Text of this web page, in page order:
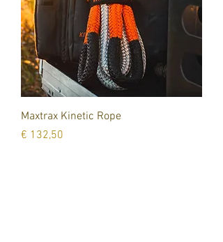
Maxtrax Kinetic Rope
Prijs
€ 132,50